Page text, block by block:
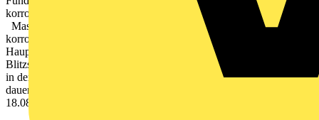
korrosions - beständig Dokumentation und Ende Fundamenterder
Maschenweite von ≤ 20 m x 20 m i.d.R. dauerhaft
korrosions beständig Anschlussteile für den Anschluss an die
Haupter - dungsschiene, Ableitungen eines
Blitzschutzsystems; Anschlussfahnen sollten von der Eintrittsstelle
in den jeweiligen Raum eine Länge von mindestens 1,5 m haben
dauerhaft korrosions - beständig ja ja nein nein jb2015_et.indb 94
18.08.2014 12:53:24 Uhr